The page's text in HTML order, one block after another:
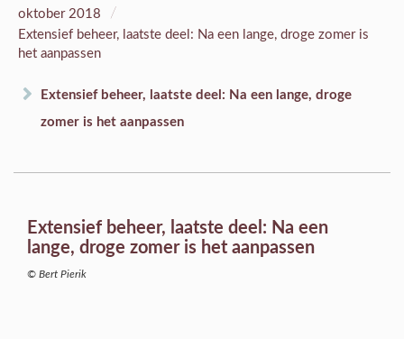
oktober 2018 /
Extensief beheer, laatste deel: Na een lange, droge zomer is
het aanpassen
Extensief beheer, laatste deel: Na een lange, droge
zomer is het aanpassen
Extensief beheer, laatste deel: Na een
lange, droge zomer is het aanpassen
© Bert Pierik